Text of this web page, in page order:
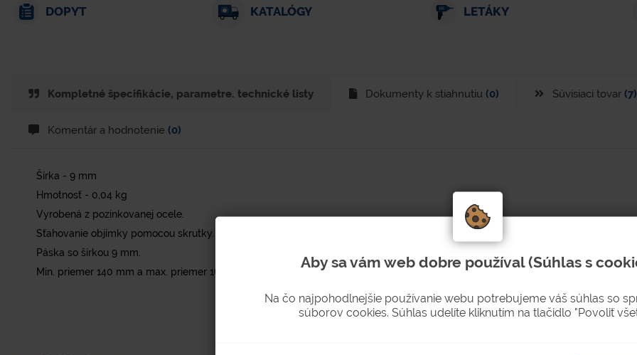
DOPYT KATALÓGY LETÁKY
Kompletné špecifikácie, parametre. technické listy Dokumenty k stiahnutiu (0) Súvisiaci tovar (7)
Komentár a hodnotenie (0)
Šírka - 9 mm
Hmotnosť - 0,04 kg
Vyrobená z pozinkovanej ocele.
Sťahovanie objímky pomocou skrutky.
Páska so šírkou 9 mm.
Min. priemer 140 mm a max. priemer 160 mm.
Aby sa vám web dobre používal (Súhlas s
Na čo najpohodlnejšie používanie webu potrebujeme váš súhlas so
súborov cookies. Súhlas udelíte kliknutím na tlačidlo "Povoliť